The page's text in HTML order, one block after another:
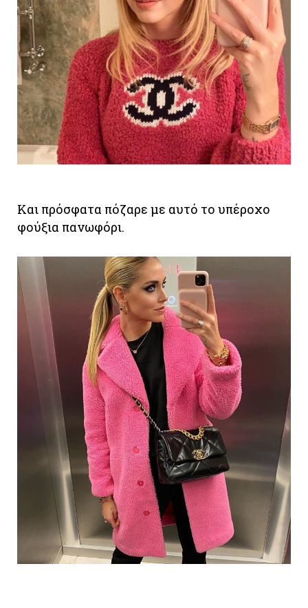
Και πρόσφατα πόζαρε με αυτό το υπέροχο
φούξια πανωφόρι.